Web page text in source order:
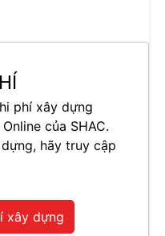
phí xây dựng
của SHAC.
hãy truy cập
xây dựng